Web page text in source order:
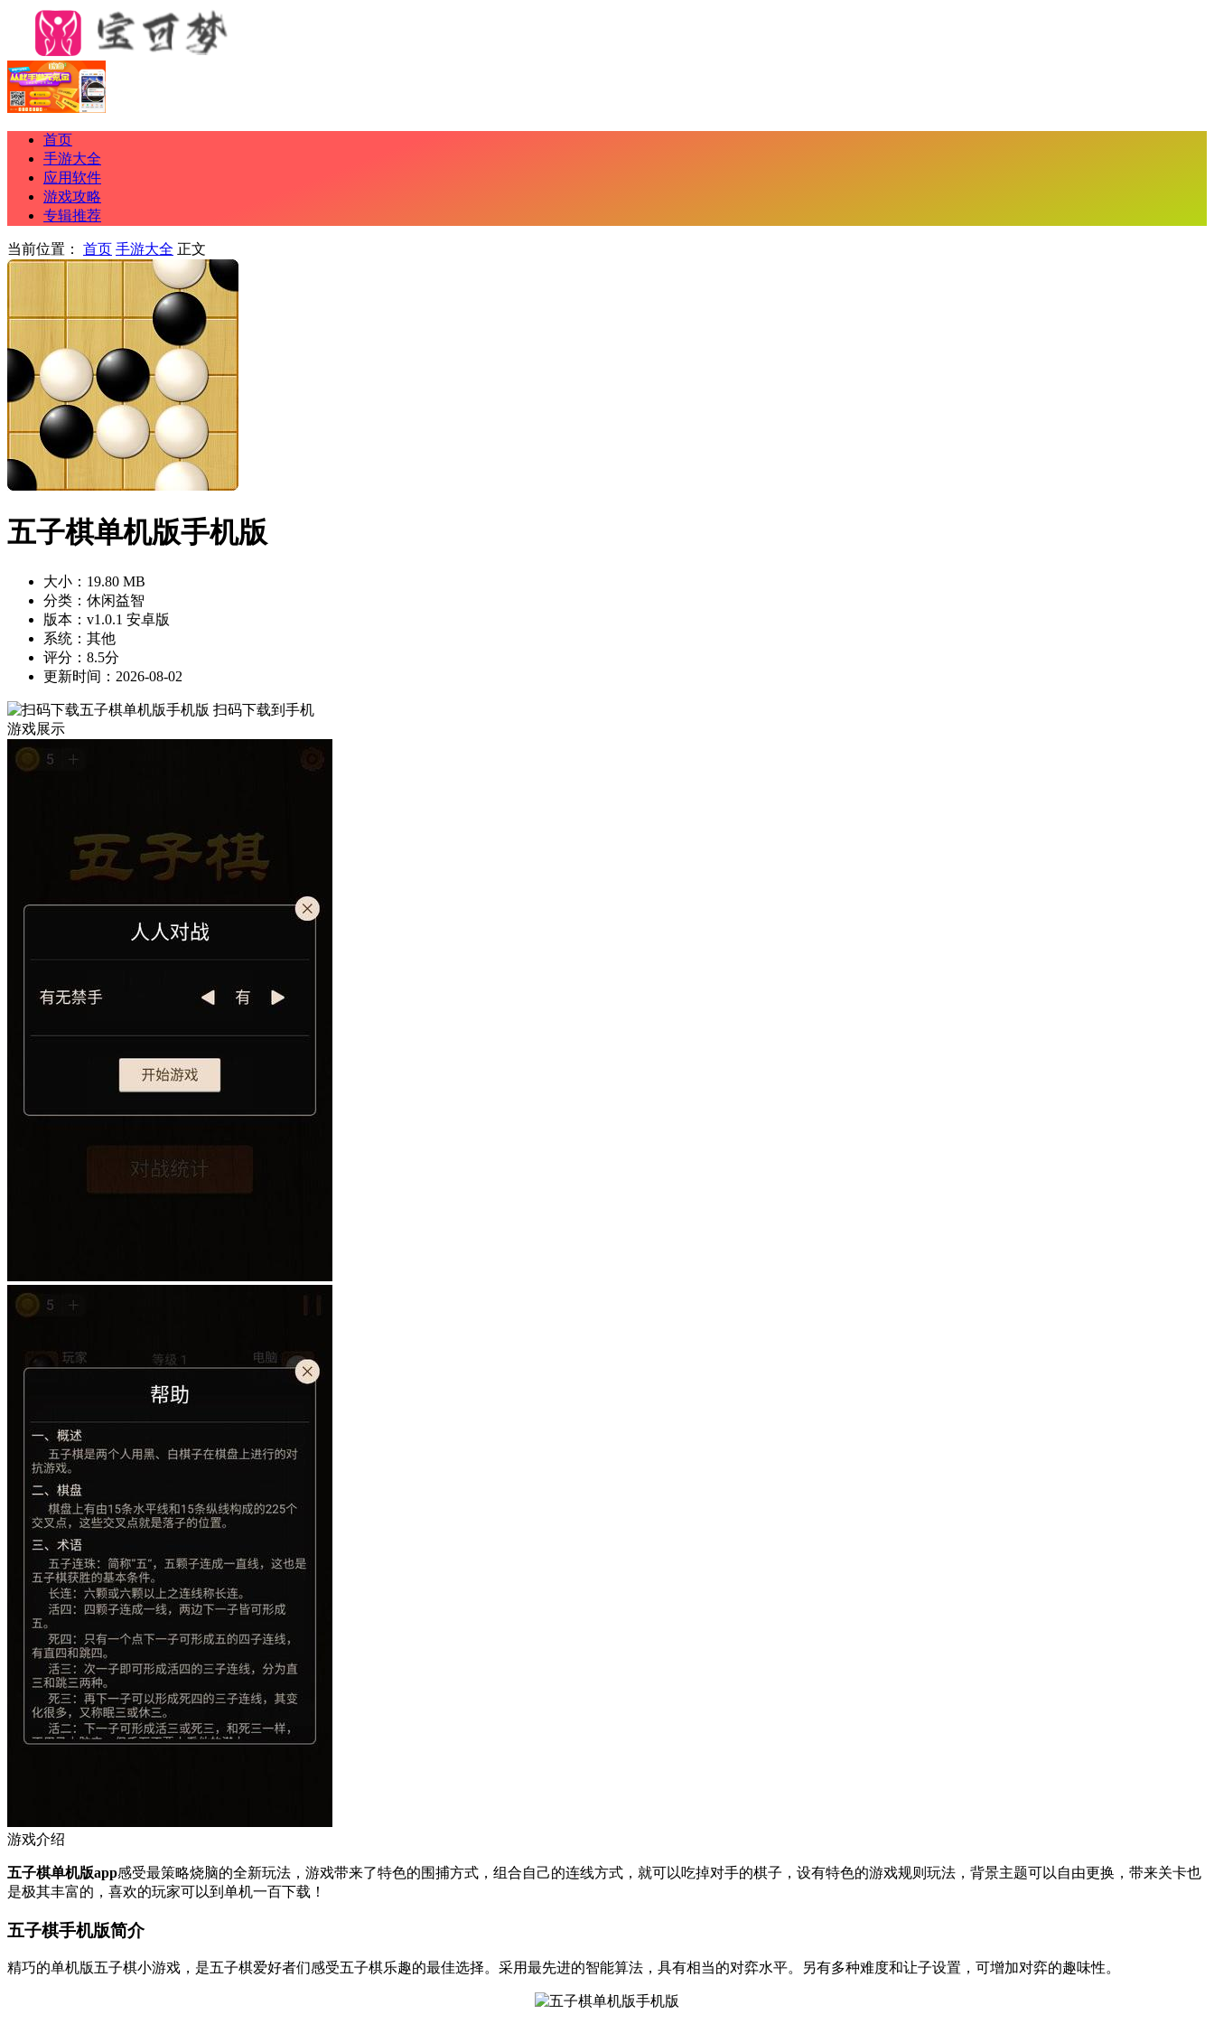
首页
手游大全
应用软件
游戏攻略
专辑推荐
当前位置： 首页 手游大全 正文
五子棋单机版手机版
大小：19.80 MB
分类：休闲益智
版本：v1.0.1 安卓版
系统：其他
评分：8.5分
更新时间：2026-08-02
扫码下载到手机
游戏展示
游戏介绍
五子棋单机版app感受最策略烧脑的全新玩法，游戏带来了特色的围捕方式，组合自己的连线方式，就可以吃掉对手的棋子，设有特色的游戏规则玩法，背景主题可以自由更换，带来关卡也
是极其丰富的，喜欢的玩家可以到单机一百下载！
五子棋手机版简介
精巧的单机版五子棋小游戏，是五子棋爱好者们感受五子棋乐趣的最佳选择。采用最先进的智能算法，具有相当的对弈水平。另有多种难度和让子设置，可增加对弈的趣味性。